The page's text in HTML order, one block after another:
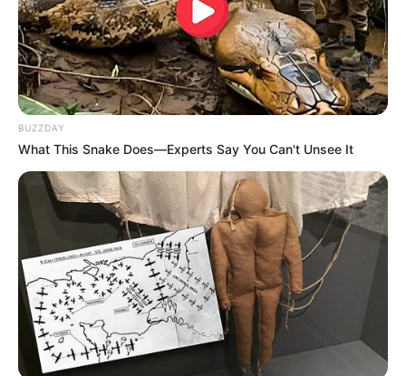
Jóvenes formularán planes para
transformar sus colegios
Se pudo establecer que los estudiantes formularán
Planes de Transformación Sostenible. Esta herramienta
técnica les permitirá ejecutar acciones concretas en sus
colegios enfocadas en cinco ejes principales: convivencia
y paz
, sostenibilidad ambiental,salud y bienestar, cultura
y participación ciudadana, y uso responsable de los
recursos.
El evento incluyó un acto simbólico de juramento ante el
Distrito, en el que participaron desde los mediadores
escolares más pequeños hasta los personeros de los
grados superiores.
BUZZDAY
What This Snake Does—Experts Say You Can't Unsee It